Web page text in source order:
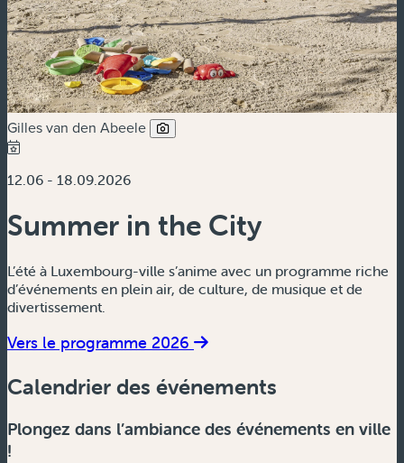
Gilles van den Abeele
12.06 - 18.09.2026
Summer in the City
L’été à Luxembourg-ville s’anime avec un programme riche
d’événements en plein air, de culture, de musique et de
divertissement.
Vers le programme 2026
Calendrier des événements
Plongez dans l’ambiance des événements en ville
!